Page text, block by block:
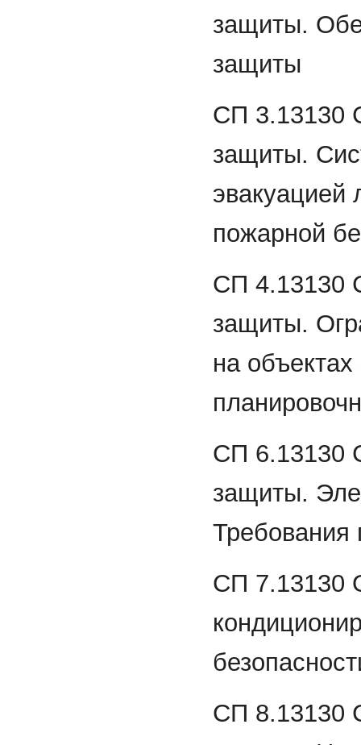
защиты.
защиты
СП 3.13130
защиты.
эвакуацией
пожарной
СП 4.13130
защиты.
на
СП 6.13130
защиты.
Требования
СП 7.13130
СП 8.13130